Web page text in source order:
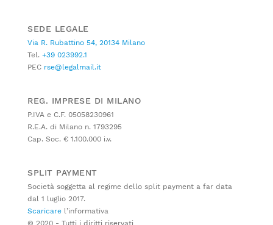
SEDE LEGALE
Via R. Rubattino 54, 20134 Milano
Tel. +39 023992.1
PEC rse@legalmail.it
REG. IMPRESE DI MILANO
P.IVA e C.F. 05058230961
R.E.A. di Milano n. 1793295
Cap. Soc. € 1.100.000 i.v.
SPLIT PAYMENT
Società soggetta al regime dello split payment a far data
dal 1 luglio 2017.
Scaricare l’informativa
© 2020 - Tutti i diritti riservati